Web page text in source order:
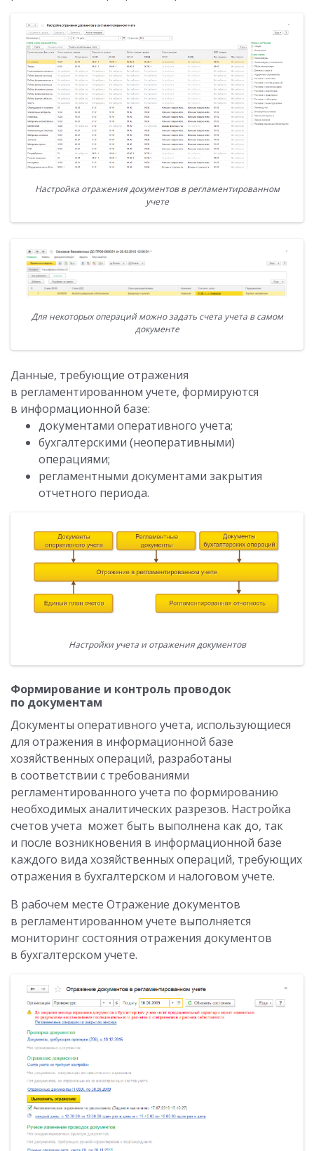
Настройка отражения документов в регламентированном
учете
Для некоторых операций можно задать счета учета в самом
документе
Данные, требующие отражения
в регламентированном учете, формируются
в информационной базе:
документами оперативного учета;
бухгалтерскими (неоперативными)
операциями;
регламентными документами закрытия
отчетного периода.
Настройки учета и отражения документов
Формирование и контроль проводок
по документам
Документы оперативного учета, использующиеся
для отражения в информационной базе
хозяйственных операций, разработаны
в соответствии с требованиями
регламентированного учета по формированию
необходимых аналитических разрезов. Настройка
счетов учета может быть выполнена как до, так
и после возникновения в информационной базе
каждого вида хозяйственных операций, требующих
отражения в бухгалтерском и налоговом учете.
В рабочем месте Отражение документов
в регламентированном учете выполняется
мониторинг состояния отражения документов
в бухгалтерском учете.